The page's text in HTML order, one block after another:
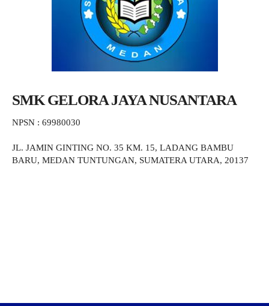
SMK GELORA JAYA NUSANTARA
NPSN : 69980030
JL. JAMIN GINTING NO. 35 KM. 15, LADANG BAMBU
BARU, MEDAN TUNTUNGAN, SUMATERA UTARA, 20137